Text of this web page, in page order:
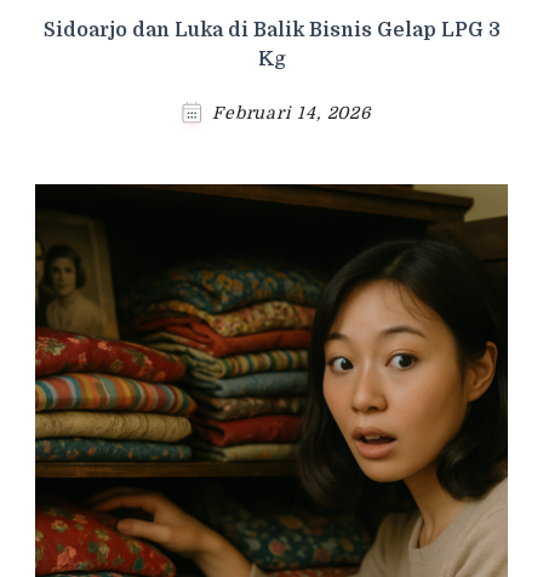
Sidoarjo dan Luka di Balik Bisnis Gelap LPG 3
Kg
Februari 14, 2026